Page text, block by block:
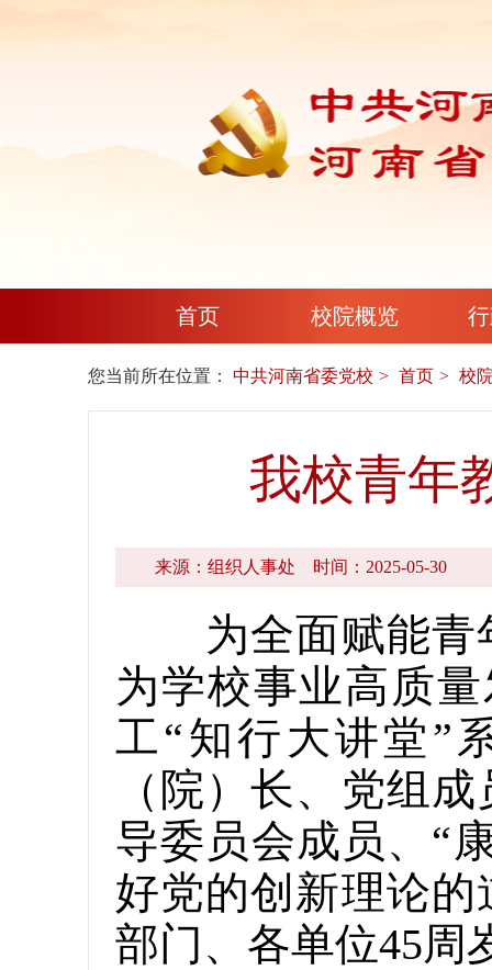
首页 校院概览
您当前所在位置： 中共河南省委党校 首页 校
我校青年
来源：组织人事处 时间：2025-05-30
为全面赋能青年
为学校事业高质
工“知行大讲堂”
（院）长、党组
导委员会成员、“
好党的创新理论
部门、各单位45周